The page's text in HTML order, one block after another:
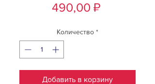
490,00 ₽
Количество *
Добавить в корзину